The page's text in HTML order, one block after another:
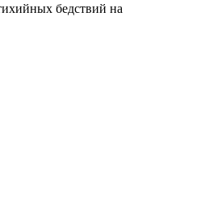
бедствий на